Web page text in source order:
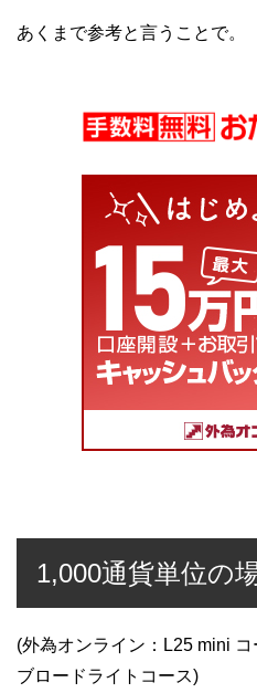
あくまで参考と言うことで。
1,000通貨単位の
(外為オンライン：L25 mini
ブロードライトコース)